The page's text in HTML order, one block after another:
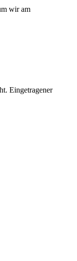
wir am
Eingetragener